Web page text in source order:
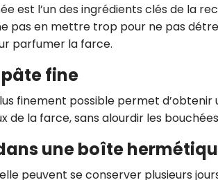
est l’un des ingrédients clés de la
pas en mettre trop pour ne pas
parfumer la farce.
fine
finement possible permet
de la farce, sans alourdir les
une boîte
peuvent se conserver plusieurs